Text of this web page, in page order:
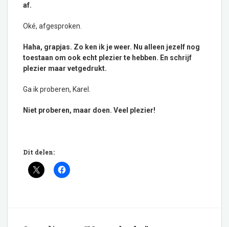
af.
Oké, afgesproken.
Haha, grapjas. Zo ken ik je weer. Nu alleen jezelf nog
toestaan om ook echt plezier te hebben. En schrijf
plezier maar vetgedrukt.
Ga ik proberen, Karel.
Niet proberen, maar doen. Veel plezier!
Dit delen: